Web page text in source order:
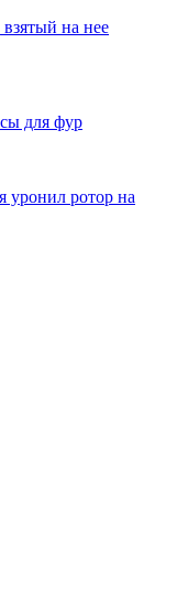
на нее
для фур
уронил ротор на